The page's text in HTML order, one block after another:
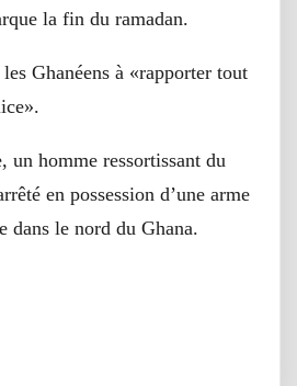
la fin du ramadan.
Ghanéens à «rapporter tout
un homme ressortissant du
en possession d’une arme
dans le nord du Ghana.